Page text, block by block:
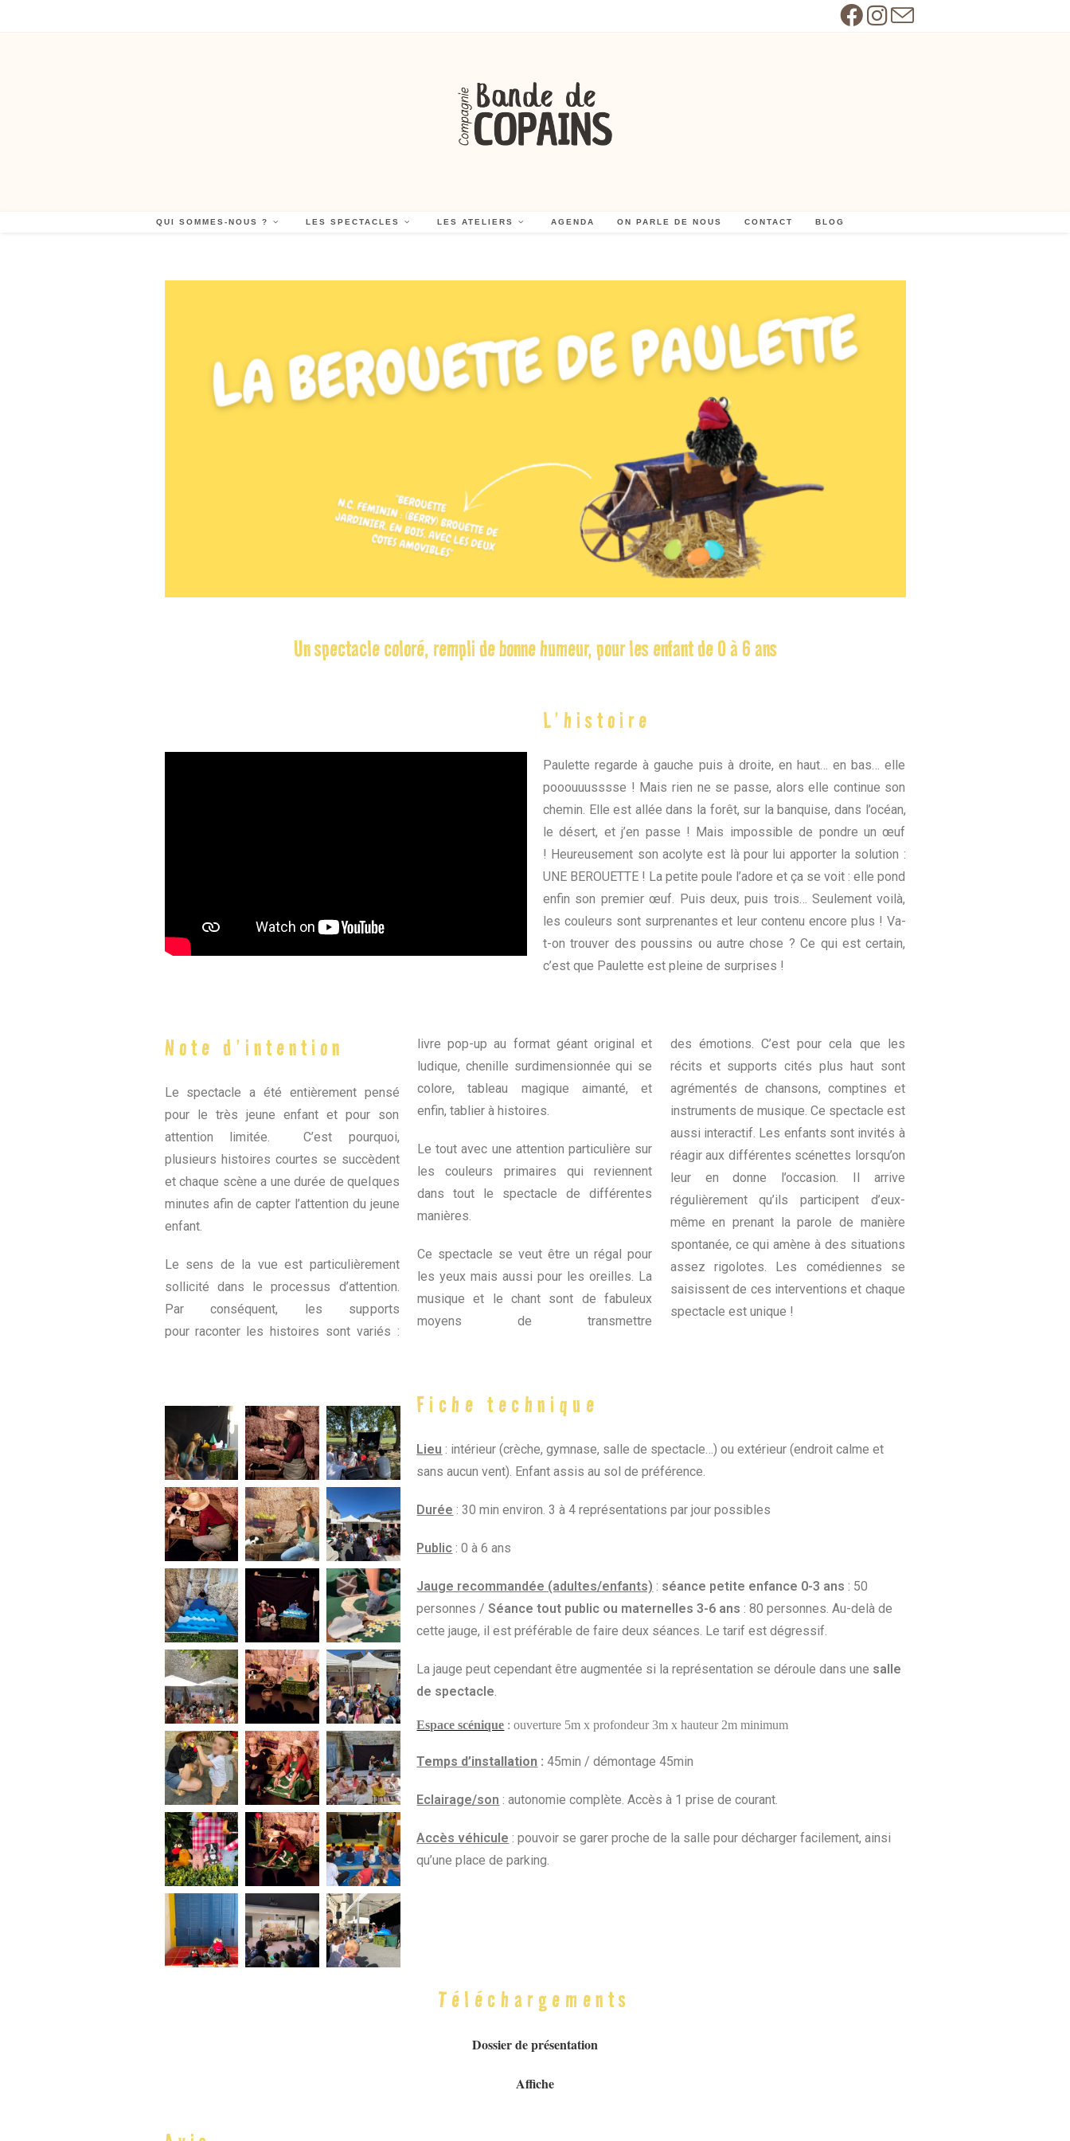
QUI SOMMES-NOUS ? LES SPECTACLES LES ATELIERS AGENDA ON PARLE DE NOUS CONTACT BLOG
Un spectacle coloré, rempli de bonne humeur, pour les enfant de 0 à 6 ans
L’histoire
Paulette regarde à gauche puis à droite, en haut… en bas… elle
pooouuusssse ! Mais rien ne se passe, alors elle continue son
chemin. Elle est allée dans la forêt, sur la banquise, dans l’océan,
le désert, et j’en passe ! Mais impossible de pondre un œuf
! Heureusement son acolyte est là pour lui apporter la solution :
UNE BEROUETTE ! La petite poule l’adore et ça se voit : elle pond
enfin son premier œuf. Puis deux, puis trois… Seulement voilà,
les couleurs sont surprenantes et leur contenu encore plus ! Va-
t-on trouver des poussins ou autre chose ? Ce qui est certain,
c’est que Paulette est pleine de surprises !
Note d’intention
Le spectacle a été entièrement pensé
pour le très jeune enfant et pour son
attention limitée. C’est pourquoi,
plusieurs histoires courtes se succèdent
et chaque scène a une durée de quelques
minutes afin de capter l’attention du jeune
enfant.
Le sens de la vue est particulièrement
sollicité dans le processus d’attention.
Par conséquent, les supports
pour raconter les histoires sont variés :
livre pop-up au format géant original et
ludique, chenille surdimensionnée qui se
colore, tableau magique aimanté, et
enfin, tablier à histoires.
Le tout avec une attention particulière sur
les couleurs primaires qui reviennent
dans tout le spectacle de différentes
manières.
Ce spectacle se veut être un régal pour
les yeux mais aussi pour les oreilles. La
musique et le chant sont de fabuleux
moyens de transmettre
des émotions
C’est pour cela que les
récits et supports cités plus haut sont
agrémentés de chansons, comptines et
instruments de musique. Ce spectacle est
aussi interactif . Les enfants sont invités à
réagir aux différentes scénettes lorsqu’on
leur en donne l’occasion. Il arrive
régulièrement qu’ils participent d’eux-
même en prenant la parole de manière
spontanée, ce qui amène à des situations
assez rigolotes. Les comédiennes se
saisissent de ces interventions et chaque
spectacle est unique !
Fiche technique
Lieu : intérieur (crèche, gymnase, salle de spectacle…) ou extérieur (endroit calme et
sans aucun vent). Enfant assis au sol de préférence.
Durée : 30 min environ. 3 à 4 représentations par jour possibles
Public : 0 à 6 ans
Jauge recommandée (adultes/enfants) : séance petite enfance 0-3 ans : 50
personnes /Séance tout public ou maternelles 3-6 ans : 80 personnes. Au-delà de
cette jauge, il est préférable de faire deux séances. Le tarif est dégressif.
La jauge peut cependant être augmentée si la représentation se déroule dans une salle
de spectacle
Espace scénique : ouverture 5m x profondeur 3m x hauteur 2m minimum
Temps d’installation :45min / démontage 45min
Eclairage/son : autonomie complète. Accès à 1 prise de courant.
Accès véhicule : pouvoir se garer proche de la salle pour décharger facilement, ainsi
qu’une place de parking.
Téléchargements
Dossier de présentation
Affiche